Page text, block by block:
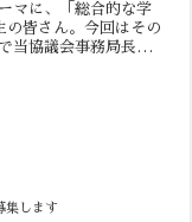
マに、「総合的な学
の皆さん。今回はその
当協議会事務局長が
集します